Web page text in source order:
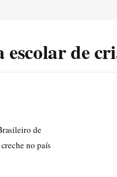
de
de
no país